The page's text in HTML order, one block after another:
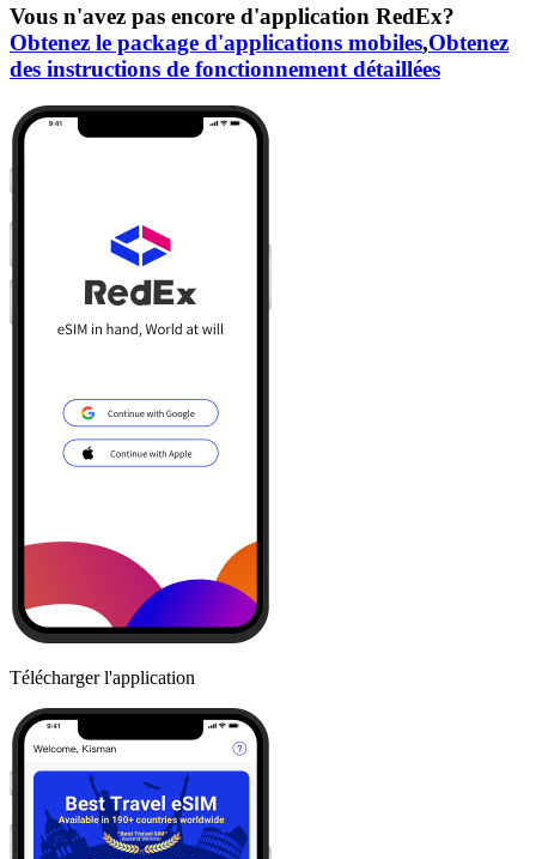
Vous n'avez pas encore d'application RedEx?
Obtenez le package d'applications mobiles,Obtenez
des instructions de fonctionnement détaillées
Télécharger l'application